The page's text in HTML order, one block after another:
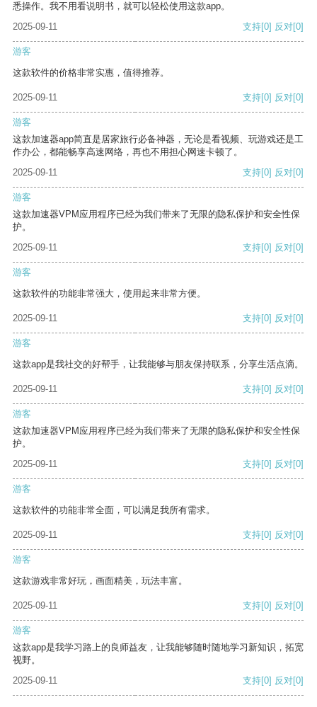
悉操作。我不用看说明书，就可以轻松使用这款app。
2025-09-11
支持[0] 反对[0]
游客
这款软件的价格非常实惠，值得推荐。
2025-09-11 支持[0] 反对[0]
游客
这款加速器app简直是居家旅行必备神器，无论是看视频、玩游戏还是工
作办公，都能畅享高速网络，再也不用担心网速卡顿了。
2025-09-11
支持[0] 反对[0]
游客
这款加速器VPM应用程序已经为我们带来了无限的隐私保护和安全性保
护。
2025-09-11
支持[0] 反对[0]
游客
这款软件的功能非常强大，使用起来非常方便。
2025-09-11 支持[0] 反对[0]
游客
这款app是我社交的好帮手，让我能够与朋友保持联系，分享生活点滴。
2025-09-11 支持[0] 反对[0]
游客
这款加速器VPM应用程序已经为我们带来了无限的隐私保护和安全性保
护。
2025-09-11
支持[0] 反对[0]
游客
这款软件的功能非常全面，可以满足我所有需求。
2025-09-11 支持[0] 反对[0]
游客
这款游戏非常好玩，画面精美，玩法丰富。
2025-09-11 支持[0] 反对[0]
游客
这款app是我学习路上的良师益友，让我能够随时随地学习新知识，拓宽
视野。
2025-09-11
支持[0] 反对[0]